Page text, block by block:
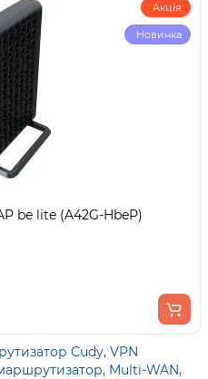
Акція
Новинка
be lite (A42G-HbeP)
Cudy, VPN
, Multi-WAN,